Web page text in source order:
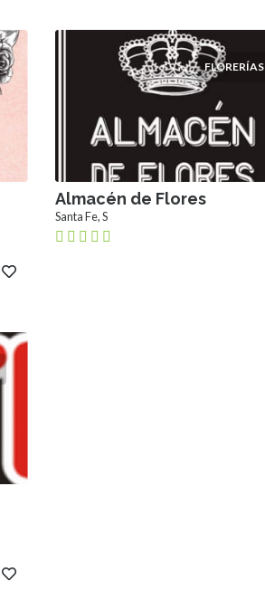
FLORERÍAS
Almacén de Flores
Santa Fe, S